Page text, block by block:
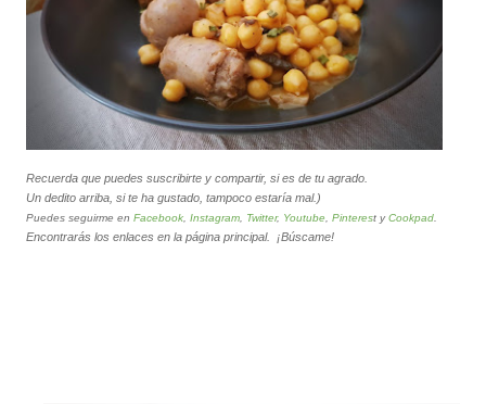
Recuerda que puedes suscribirte y compartir, si es de tu agrado.
Un dedito arriba, si te ha gustado, tampoco estaría mal.)
Puedes seguirme en Facebook, Instagram, Twitter, Youtube, Pinterest yCookpad.
Encontrarás los enlaces en la página principal. ¡Búscame!